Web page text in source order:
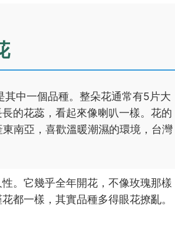
中一個品種。整朵花通常有5片大
的花蕊，看起來像喇叭一樣。花的
南亞，喜歡溫暖潮濕的環境，台灣
。它幾乎全年開花，不像玫瑰那樣
都一樣，其實品種多得眼花撩亂。